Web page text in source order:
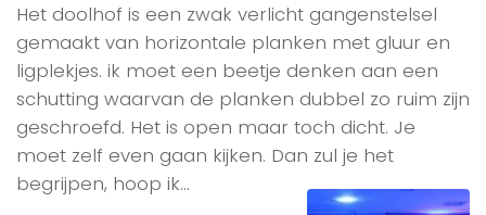
Het doolhof is een zwak verlicht gangenstelsel
gemaakt van horizontale planken met gluur en
ligplekjes. ik moet een beetje denken aan een
schutting waarvan de planken dubbel zo ruim zijn
geschroefd. Het is open maar toch dicht. Je
moet zelf even gaan kijken. Dan zul je het
begrijpen, hoop ik…